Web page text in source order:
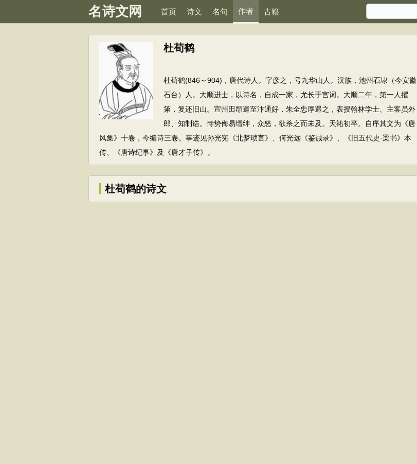
名诗文网 首页 诗文 名句 作者 古籍
杜荀鹤
杜荀鹤(846～904)，唐代诗人。字彦之，号九华山人。汉族，池州石埭（今安徽
石台）人。大顺进士，以诗名，自成一家，尤长于宫词。大顺二年，第一人擢
第，复还旧山。宣州田頵遣至汴通好，朱全忠厚遇之，表授翰林学士、主客员外
郎、知制诰。恃势侮易缙绅，众怒，欲杀之而未及。天祐初卒。自序其文为《唐
风集》十卷，今编诗三卷。事迹见孙光宪《北梦琐言》、何光远《鉴诫录》、《旧五代史·梁书》本
传、《唐诗纪事》及《唐才子传》。
杜荀鹤的诗文